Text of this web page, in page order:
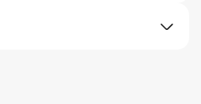
впитывающие